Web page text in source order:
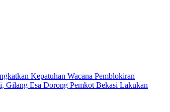
Kepatuhan Wacana Pemblokiran
Gilang Esa Dorong Pemkot Bekasi Lakukan